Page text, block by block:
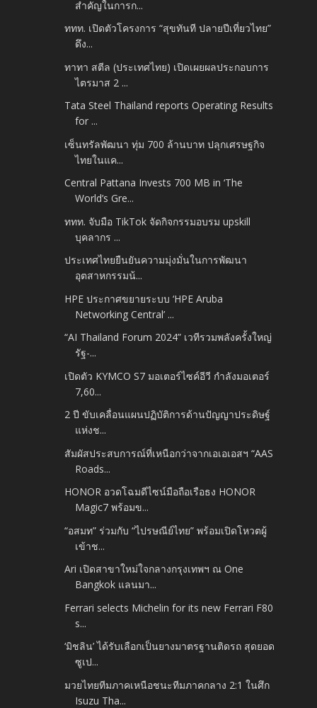
สำคัญในการก...
ททท. เปิดตัวโครงการ “สุขทันที ปลายปีเที่ยวไทย”
ดึง...
ทาทา สตีล (ประเทศไทย) เปิดเผยผลประกอบการ
ไตรมาส 2 ...
Tata Steel Thailand reports Operating Results
for ...
เซ็นทรัลพัฒนา ทุ่ม 700 ล้านบาท ปลุกเศรษฐกิจ
ไทยในแค...
Central Pattana Invests 700 MB in ‘The
World’s Gre...
ททท. จับมือ TikTok จัดกิจกรรมอบรม upskill
บุคลากร ...
ประเทศไทยยืนยันความมุ่งมั่นในการพัฒนา
อุตสาหกรรมน้...
HPE ประกาศขยายระบบ ‘HPE Aruba
Networking Central’ ...
“AI Thailand Forum 2024” เวทีรวมพลังครั้งใหญ่
รัฐ-...
เปิดตัว KYMCO S7 มอเตอร์ไซค์อีวี กำลังมอเตอร์
7,60...
2 ปี ขับเคลื่อนแผนปฏิบัติการด้านปัญญาประดิษฐ์
แห่งช...
สัมผัสประสบการณ์ที่เหนือกว่าจากเอเอเอสฯ “AAS
Roads...
HONOR อวดโฉมดีไซน์มือถือเรือธง HONOR
Magic7 พร้อมข...
“อสมท” ร่วมกับ “ไปรษณีย์ไทย” พร้อมเปิดโหวตผู้
เข้าช...
Ari เปิดสาขาใหม่ใจกลางกรุงเทพฯ ณ One
Bangkok แลนมา...
Ferrari selects Michelin for its new Ferrari F80
s...
‘มิชลิน’ ได้รับเลือกเป็นยางมาตรฐานติดรถ สุดยอด
ซูเป...
มวยไทยทีมภาคเหนือชนะทีมภาคกลาง 2:1 ในศึก
Isuzu Tha...